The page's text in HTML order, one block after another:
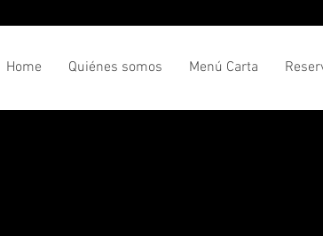
Home Quiénes somos Menú Carta